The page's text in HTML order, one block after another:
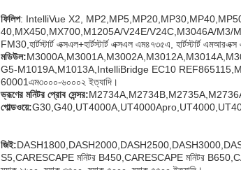
ফিলিপ: IntelliVue X2,
40,MX450,MX700,M1205A/V24E/V24C,M3046A/M3/
FM30,হার্টস্টার্ট এক্সএল+হার্টস্টার্ট এক্সএল এম৪৭৩৫এ, হার্টস্টার্ট
মডিউল:
G5-M1019A,M1013A,IntelliBridge EC10
60001এম৩০০০-৬০০০২ ইত্যাদি।
ভ্রূণের মনিটর প্রোব সেন্সর:
গোল্ডওয়ে:
জিই:
S5,CARESCAPE মনিটর B450,CARESCAPE মনিটর